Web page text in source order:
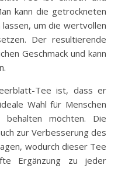
kann die getrockneten
um die wertvollen
Der resultierende
Geschmack und kann
Tee ist, dass er
Wahl für Menschen
möchten. Die
zur Verbesserung des
wodurch dieser Tee
Ergänzung zu jeder